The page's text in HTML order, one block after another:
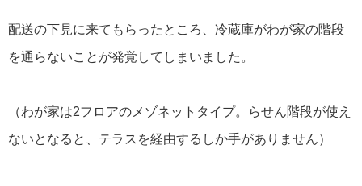
配送の下見に来てもらったところ、冷蔵庫がわが家の階段
を通らないことが発覚してしまいました。
（わが家は2フロアのメゾネットタイプ。らせん階段が使え
ないとなると、テラスを経由するしか手がありません）